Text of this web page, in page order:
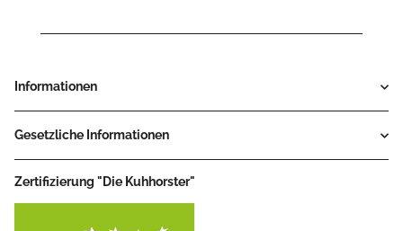
Informationen
Gesetzliche Informationen
Zertifizierung "Die Kuhhorster"